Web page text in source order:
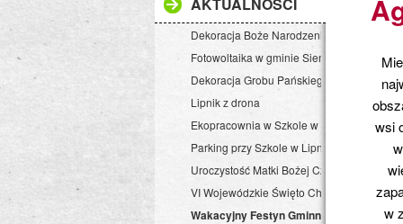
Dekoracja Boże Narodzenie 2017 r.
Fotowoltaika w gminie Siemkowice
Dekoracja Grobu Pańskiego 2017
Lipnik z drona
Ekopracownia w Szkole w Lipniku
Parking przy Szkole w Lipniku
Uroczystość Matki Bożej Częstochowskiej
VI Wojewódzkie Święto Chrzanu
Wakacyjny Festyn Gminny w Lipniku
wsi
w